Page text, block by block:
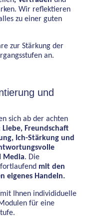
Wir reflektieren
zu einer guten
zur Stärkung der
an.
und
sich ab der achten
Liebe, Freundschaft
Ich-Stärkung und
Media. Die
mit den
eigenes Handeln.
Ihnen individiduelle
für eine